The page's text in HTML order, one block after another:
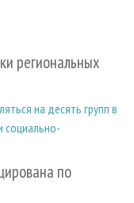
региональных
на десять групп в
социально-
по